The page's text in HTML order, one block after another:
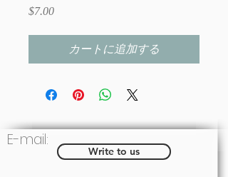
$7.00価
カートに追加する
Write to us
E-mail: